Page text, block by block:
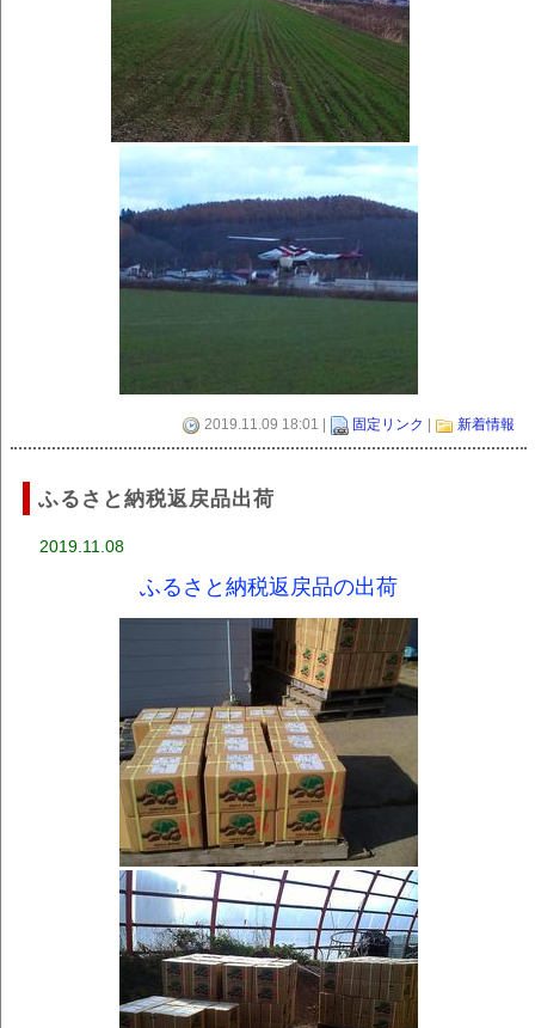
2019.11.09 18:01 | 固定リンク 新着情報
ふるさと納税返戻品出荷
2019.11.08
ふるさと納税返戻品の出荷